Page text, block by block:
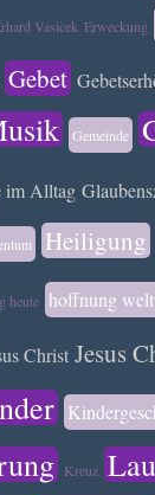
Vasicek Erweckung
Gebet
Gemeinde
im Alltag
Heiligung
heute hoffnung
Christ Jesus
Kreuz